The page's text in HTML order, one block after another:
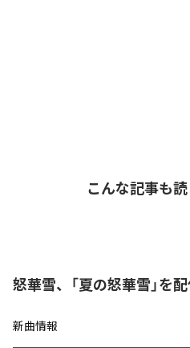
こんな記事も
怒華雪、「夏の怒華雪」を
新曲情報